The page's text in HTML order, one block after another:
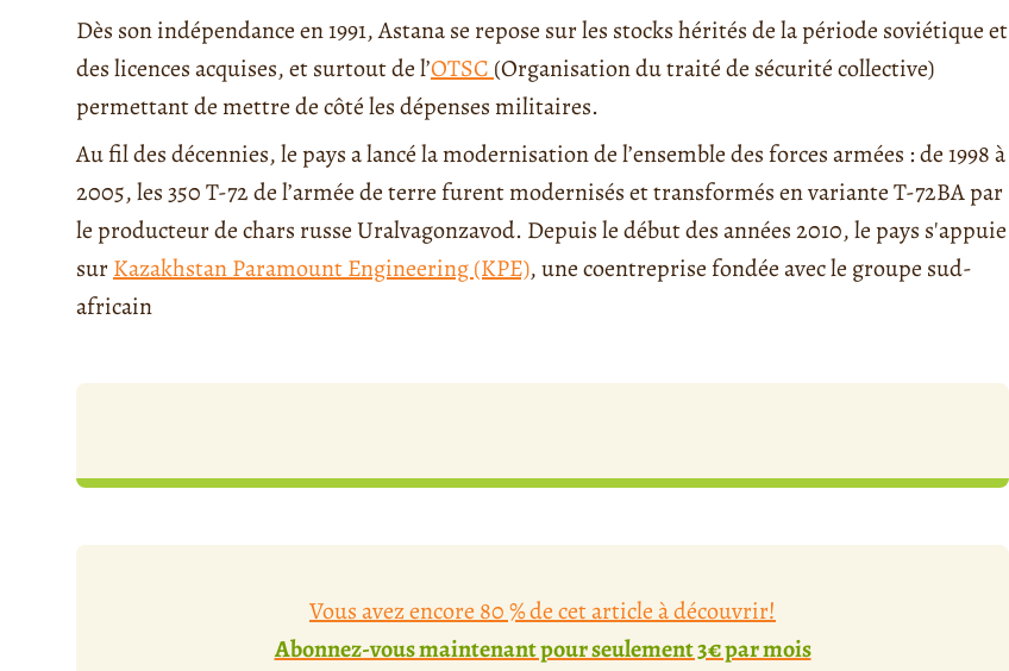
Dès son indépendance en 1991, Astana se repose sur les stocks hérités de la période soviétique et
des licences acquises, et surtout de l’OTSC (Organisation du traité de sécurité collective)
permettant de mettre de côté les dépenses militaires.
Au fil des décennies, le pays a lancé la modernisation de l’ensemble des forces armées : de 1998 à
2005, les 350 T-72 de l’armée de terre furent modernisés et transformés en variante T-72BA par
le producteur de chars russe Uralvagonzavod. Depuis le début des années 2010, le pays s'appuie
surKazakhstan Paramount Engineering (KPE), une coentreprise fondée avec le groupe sud-
africain
Vous avez encore 80 % de cet article à découvrir!
Abonnez-vous maintenant pour seulement 3€ par mois